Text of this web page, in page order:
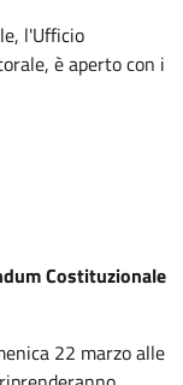
l'Ufficio
è aperto con i
Costituzionale
22 marzo alle